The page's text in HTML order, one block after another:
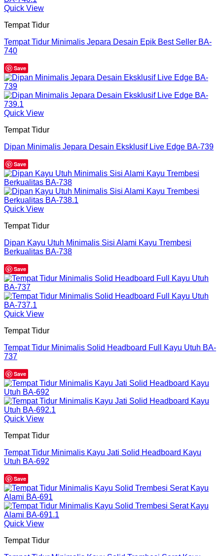
Quick View
Tempat Tidur
Tempat Tidur Minimalis Jepara Desain Epik Best Seller BA-
740
Save
Quick View
Tempat Tidur
Dipan Minimalis Jepara Desain Eksklusif Live Edge BA-739
Save
Quick View
Tempat Tidur
Dipan Kayu Utuh Minimalis Sisi Alami Kayu Trembesi
Berkualitas BA-738
Save
Quick View
Tempat Tidur
Tempat Tidur Minimalis Solid Headboard Full Kayu Utuh BA-
737
Save
Quick View
Tempat Tidur
Tempat Tidur Minimalis Kayu Jati Solid Headboard Kayu
Utuh BA-692
Save
Quick View
Tempat Tidur